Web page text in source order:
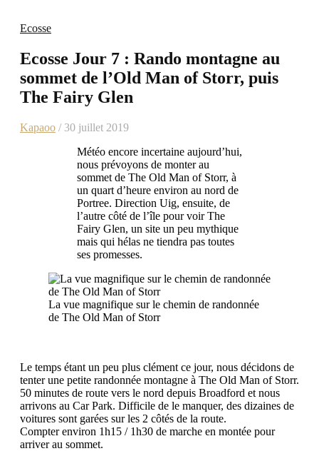
Ecosse
Ecosse Jour 7 : Rando montagne au
sommet de l’Old Man of Storr, puis
The Fairy Glen
Kapaoo / 30 juillet 2019
Météo encore incertaine aujourd’hui,
nous prévoyons de monter au
sommet de The Old Man of Storr, à
un quart d’heure environ au nord de
Portree. Direction Uig, ensuite, de
l’autre côté de l’île pour voir The
Fairy Glen, un site un peu mythique
mais qui hélas ne tiendra pas toutes
ses promesses.
La vue magnifique sur le chemin de randonnée
de The Old Man of Storr
Le temps étant un peu plus clément ce jour, nous décidons de
tenter une petite randonnée montagne à The Old Man of Storr.
50 minutes de route vers le nord depuis Broadford et nous
arrivons au Car Park. Difficile de le manquer, des dizaines de
voitures sont garées sur les 2 côtés de la route.
Compter environ 1h15 / 1h30 de marche en montée pour
arriver au sommet.